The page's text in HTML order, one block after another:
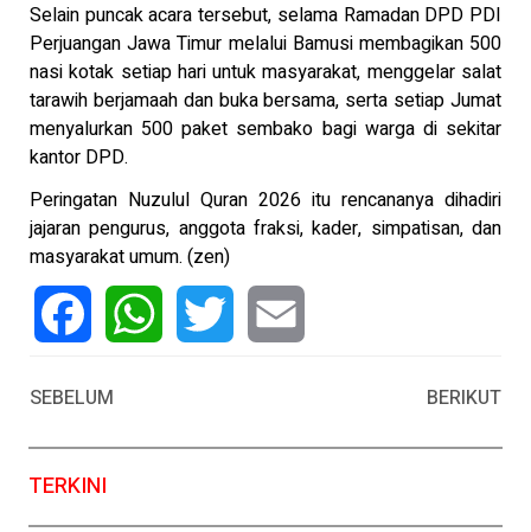
Selain puncak acara tersebut, selama Ramadan DPD PDI
Perjuangan Jawa Timur melalui Bamusi membagikan 500
nasi kotak setiap hari untuk masyarakat, menggelar salat
tarawih berjamaah dan buka bersama, serta setiap Jumat
menyalurkan 500 paket sembako bagi warga di sekitar
kantor DPD.
Peringatan Nuzulul Quran 2026 itu rencananya dihadiri
jajaran pengurus, anggota fraksi, kader, simpatisan, dan
masyarakat umum. (zen)
SEBELUM
BERIKUT
TERKINI